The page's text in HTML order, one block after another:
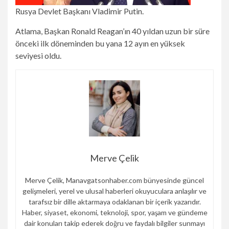
Rusya Devlet Başkanı Vladimir Putin.
Atlama, Başkan Ronald Reagan’ın 40 yıldan uzun bir süre
önceki ilk döneminden bu yana 12 ayın en yüksek
seviyesi oldu.
Merve Çelik
Merve Çelik, Manavgatsonhaber.com bünyesinde güncel
gelişmeleri, yerel ve ulusal haberleri okuyuculara anlaşılır ve
tarafsız bir dille aktarmaya odaklanan bir içerik yazarıdır.
Haber, siyaset, ekonomi, teknoloji, spor, yaşam ve gündeme
dair konuları takip ederek doğru ve faydalı bilgiler sunmayı